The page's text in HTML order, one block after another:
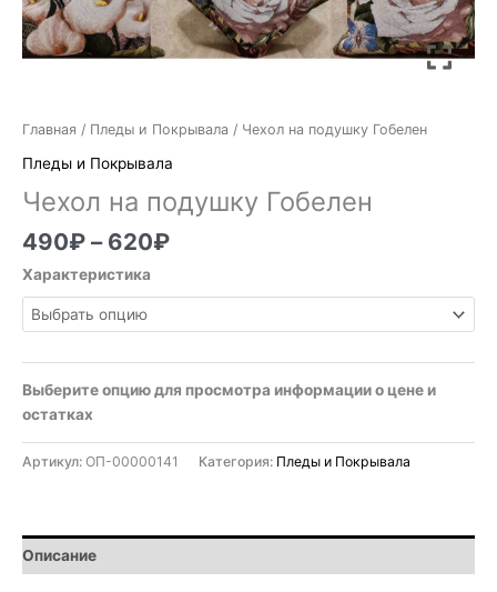
Главная / Пледы и Покрывала / Чехол на подушку Гобелен
Пледы и Покрывала
Чехол на подушку Гобелен
490₽ – 620₽
Характеристика
Выберите опцию для просмотра информации о цене и
остатках
Артикул: ОП-00000141 Категория: Пледы и Покрывала
Описание